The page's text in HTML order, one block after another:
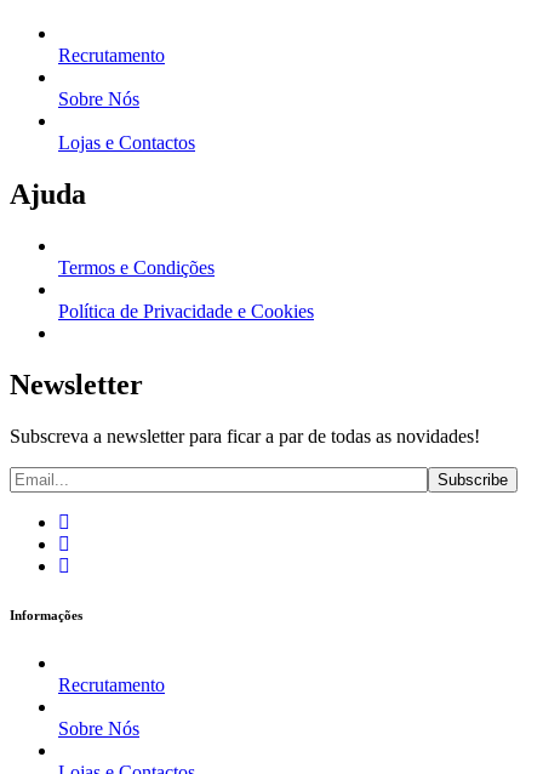
Recrutamento
Sobre Nós
Lojas e Contactos
Ajuda
Termos e Condições
Política de Privacidade e Cookies
Newsletter
Subscreva a newsletter para ficar a par de todas as novidades!
Informações
Recrutamento
Sobre Nós